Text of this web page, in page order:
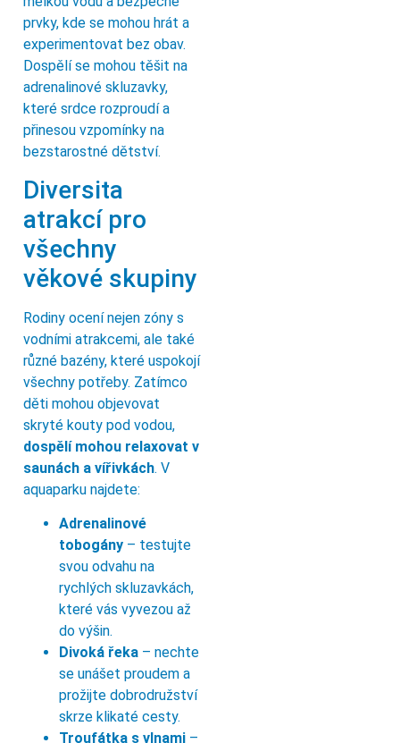
prvky, kde se mohou hrát a
experimentovat bez obav.
Dospělí se mohou těšit na
adrenalinové skluzavky,
které srdce rozproudí a
přinesou vzpomínky na
bezstarostné dětství.
Diversita
atrakcí pro
všechny
věkové skupiny
Rodiny ocení nejen zóny s
vodními atrakcemi, ale také
různé bazény, které uspokojí
všechny potřeby. Zatímco
děti mohou objevovat
skryté kouty pod vodou,
dospělí mohou relaxovat v
saunách a vířivkách. V
aquaparku najdete:
Adrenalinové
tobogány – testujte
svou odvahu na
rychlých skluzavkách,
které vás vyvezou až
do výšin.
Divoká řeka – nechte
se unášet proudem a
prožijte dobrodružství
skrze klikaté cesty.
Troufátka s vlnami –